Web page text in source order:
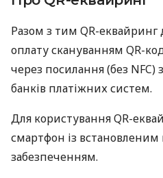
Разом з тим QR-
оплату скануванням QR-
через посилання (без NFC)
банків платіжних систем.
Для користування QR-
смартфон із
забезпеченням.